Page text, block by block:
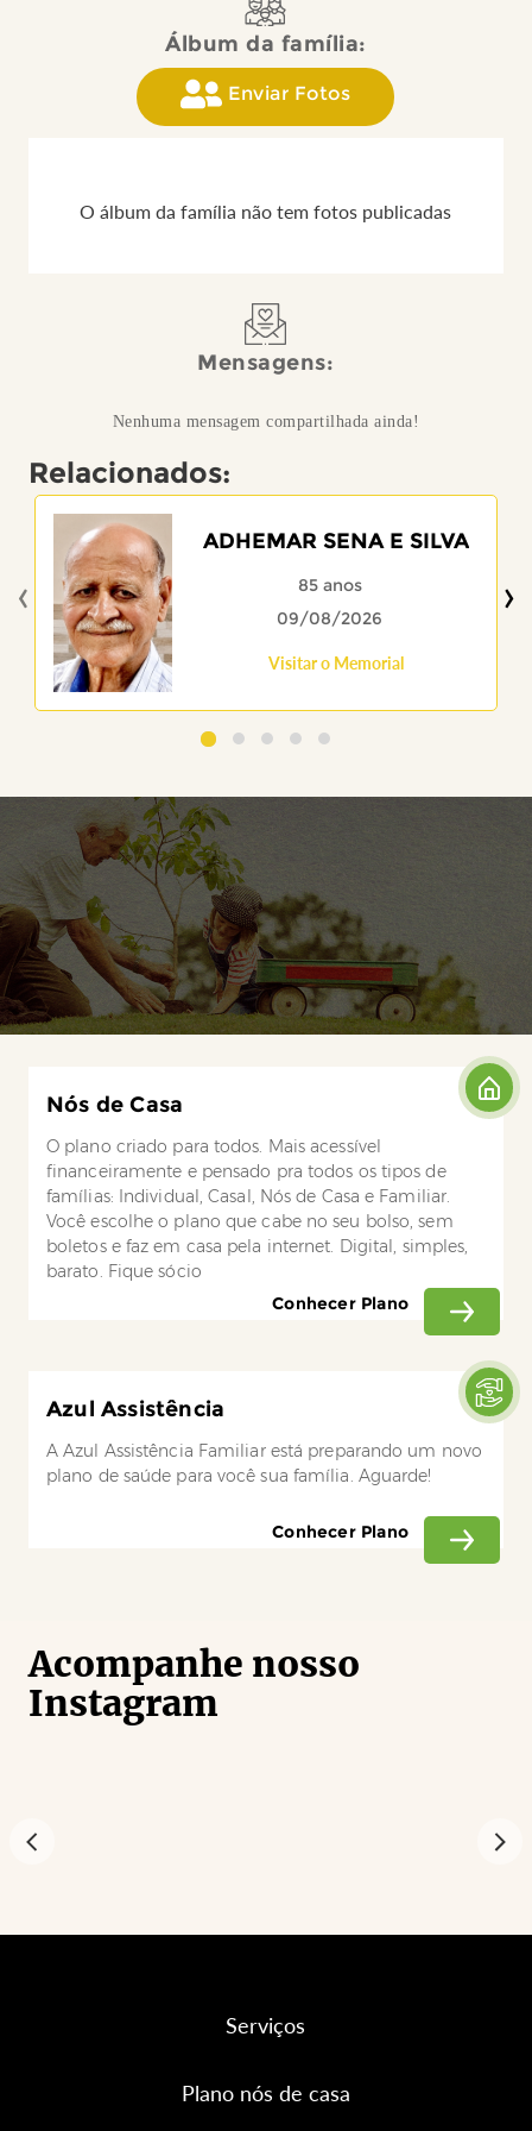
Álbum da família:
Enviar Fotos
O álbum da família não tem fotos publicadas
Mensagens:
Nenhuma mensagem compartilhada ainda!
Relacionados:
ADHEMAR SENA E SILVA
85 anos
09/08/2026
Visitar o Memorial
‹ ›
Nós de Casa
O plano criado para todos. Mais acessível
financeiramente e pensado pra todos os tipos de
famílias: Individual, Casal, Nós de Casa e Familiar.
Você escolhe o plano que cabe no seu bolso, sem
boletos e faz em casa pela internet. Digital, simples,
barato. Fique sócio
Conhecer Plano
Azul Assistência
A Azul Assistência Familiar está preparando um novo
plano de saúde para você sua família. Aguarde!
Conhecer Plano
Acompanhe nosso
Instagram
Serviços
Plano nós de casa